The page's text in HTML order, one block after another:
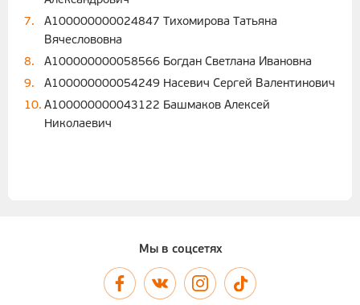
A100000000024847 Тихомирова Татьяна
Вячеслововна
A100000000058566 Богдан Светлана Ивановна
A100000000054249 Насевич Сергей Валентинович
A100000000043122 Башмаков Алексей
Николаевич
Мы в соцсетях